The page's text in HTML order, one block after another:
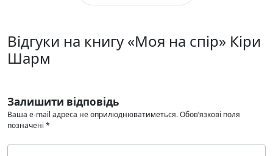
Відгуки на книгу «Моя на спір» Кіри
Шарм
Залишити відповідь
Ваша e-mail адреса не оприлюднюватиметься.Обов’язкові поля
позначені *